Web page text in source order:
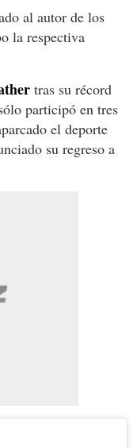
al autor de los
la respectiva
tras su récord
participó en tres
el deporte
su regreso a